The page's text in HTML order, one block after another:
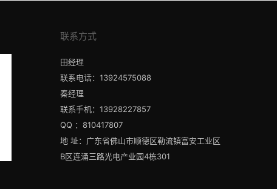
联系方式
田经理
联系电话：13924575088
秦经理
联系手机：13928227857
QQ ：810417807
地 址：广东省佛山市顺德区勒流镇富安工业区
B区连涌三路光电产业园4栋301